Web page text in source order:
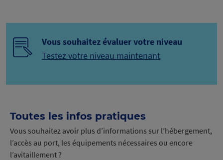
Vous souhaitez évaluer votre niveau
Testez votre niveau maintenant
Toutes les infos pratiques
Vous souhaitez avoir plus d’informations sur l’hébergement,
l’accès au port, les équipements nécessaires ou encore
l’avitaillement ?